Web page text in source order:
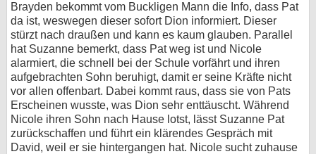
Brayden bekommt vom Buckligen Mann die Info, dass Pat
da ist, weswegen dieser sofort Dion informiert. Dieser
stürzt nach draußen und kann es kaum glauben. Parallel
hat Suzanne bemerkt, dass Pat weg ist und Nicole
alarmiert, die schnell bei der Schule vorfährt und ihren
aufgebrachten Sohn beruhigt, damit er seine Kräfte nicht
vor allen offenbart. Dabei kommt raus, dass sie von Pats
Erscheinen wusste, was Dion sehr enttäuscht. Während
Nicole ihren Sohn nach Hause lotst, lässt Suzanne Pat
zurückschaffen und führt ein klärendes Gespräch mit
David, weil er sie hintergangen hat. Nicole sucht zuhause